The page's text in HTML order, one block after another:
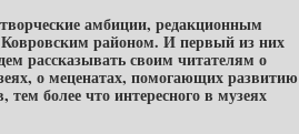
амбиции, редакционным
Ковровским районом. И первый из них
рассказывать своим читателям о
о меценатах, помогающих развитию
более что интересного в музеях